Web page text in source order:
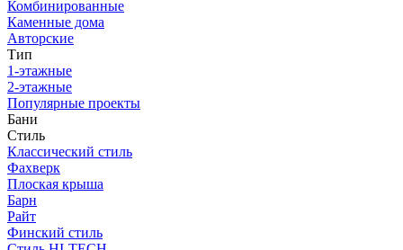
Комбинированные
Каменные дома
Авторские
Тип
1-этажные
2-этажные
Популярные проекты
Бани
Стиль
Классический стиль
Фахверк
Плоская крыша
Барн
Райт
Финский стиль